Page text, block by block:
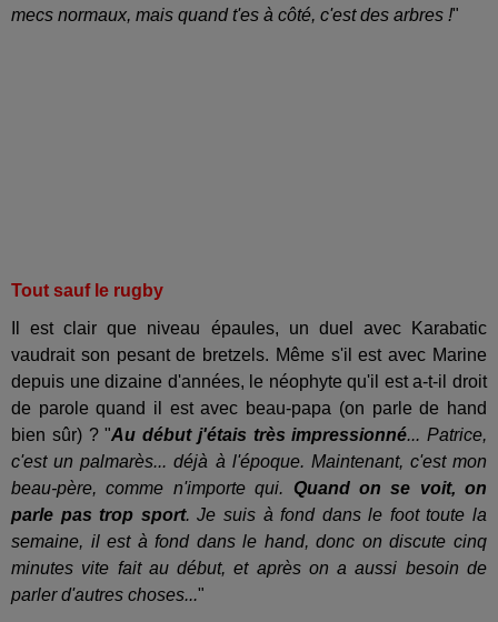
mecs normaux, mais quand t'es à côté, c'est des arbres !"
Tout sauf le rugby
Il est clair que niveau épaules, un duel avec Karabatic
vaudrait son pesant de bretzels. Même s'il est avec Marine
depuis une dizaine d'années, le néophyte qu'il est a-t-il droit
de parole quand il est avec beau-papa (on parle de hand
bien sûr) ? "Au début j'étais très impressionné... Patrice,
c'est un palmarès... déjà à l'époque. Maintenant, c'est mon
beau-père, comme n'importe qui. Quand on se voit, on
parle pas trop sport. Je suis à fond dans le foot toute la
semaine, il est à fond dans le hand, donc on discute cinq
minutes vite fait au début, et après on a aussi besoin de
parler d'autres choses..."